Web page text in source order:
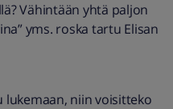
Vähintään yhtä paljon
yms. roska tartu Elisan
lukemaan, niin voisitteko